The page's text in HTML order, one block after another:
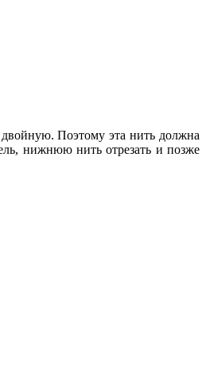
двойную.Поэтому эта нить должна
нижнюю нить отрезать и позже